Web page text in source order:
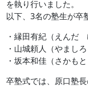
を執り行いました。
以下、3名の塾生が卒
・縁田有紀（えんだ
・山城頼人（やまし
・坂本和佳（さかも
卒塾式では、原口塾